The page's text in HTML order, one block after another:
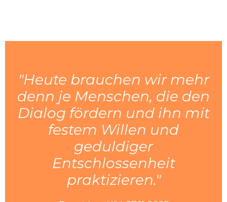
"Heute brauchen wir mehr
denn je Menschen, die den
Dialog fördern und ihn mit
festem Willen und
geduldiger
Entschlossenheit
praktizieren."